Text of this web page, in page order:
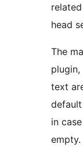
head
The
text
in
empty.